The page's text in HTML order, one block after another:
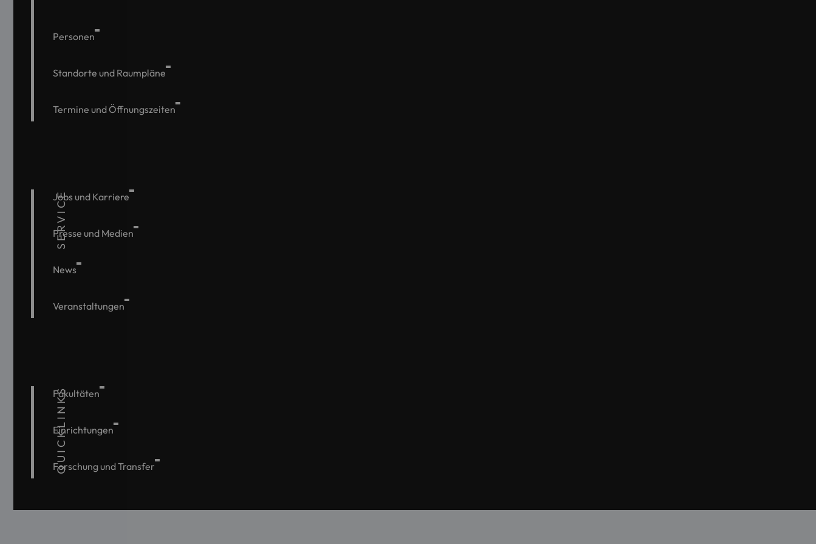
Personen
Standorte und Raumpläne
Termine und Öffnungszeiten
SERVICE
Jobs und Karriere
Presse und Medien
News
Veranstaltungen
QUICKLINKS
Fakultäten
Einrichtungen
Forschung und Transfer